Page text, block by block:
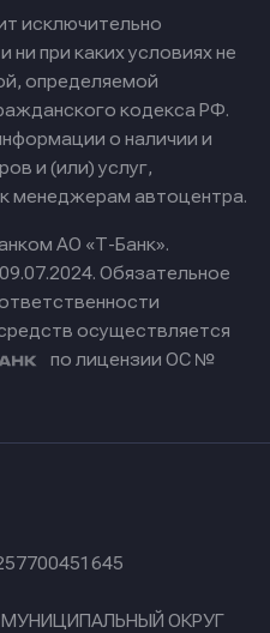
исключительно
при каких условиях не
определяемой
кодекса РФ.
о наличии и
и (или) услуг,
менеджерам автоцентра.
АО «Т-Банк».
Обязательное
осуществляется
по лицензии ОС №
МУНИЦИПАЛЬНЫЙ ОКРУГ